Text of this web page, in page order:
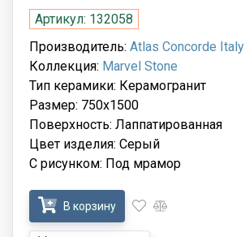
Артикул: 132058
Производитель: Atlas Concorde Italy
Коллекция: Marvel Stone
Тип керамики: Керамогранит
Размер: 750x1500
Поверхность: Лаппатированная
Цвет изделия: Серый
С рисунком: Под мрамор
В корзину